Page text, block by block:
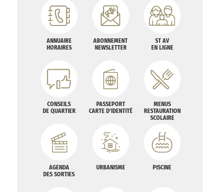
ANNUAIRE
HORAIRES
ABONNEMENT
NEWSLETTER
ST AV
EN LIGNE
CONSEILS
DE QUARTIER
PASSEPORT
CARTE D'IDENTITÉ
MENUS
RESTAURATION
SCOLAIRE
AGENDA
DES SORTIES
URBANISME PISCINE